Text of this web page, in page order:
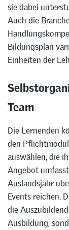
sie dabei
Auch die
Bildungsplan
Einheiten der
Team
Die Lernenden
den
auswählen, die
Angebot
Auslandsjahr
Events reichen.
die
Ausbildung,